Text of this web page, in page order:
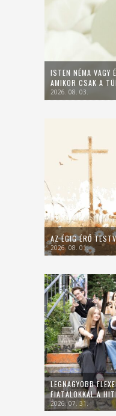
ISTEN NÉMA VAGY
AMIKOR CSAK A
2026. 08. 03.
AZ ÉGIG ÉRŐ
2026. 08. 01.
LEGNAGYOBB
FIATALOKKAL A
2026. 07. 31.